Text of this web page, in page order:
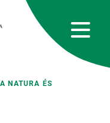
NATURA ÉS